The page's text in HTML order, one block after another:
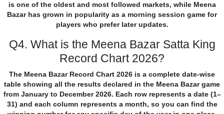
is one of the oldest and most followed markets, while Meena
Bazar has grown in popularity as a morning session game for
players who prefer later updates.
Q4. What is the Meena Bazar Satta King
Record Chart 2026?
The Meena Bazar Record Chart 2026 is a complete date-wise
table showing all the results declared in the Meena Bazar game
from January to December 2026. Each row represents a date (1–
31) and each column represents a month, so you can find the